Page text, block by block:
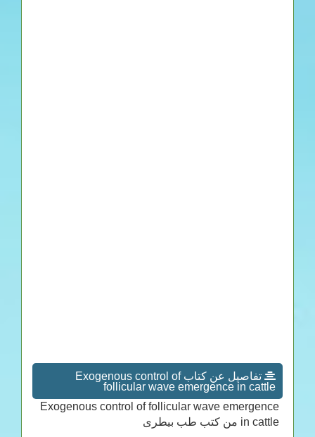
تفاصيل عن كتاب Exogenous control of
follicular wave emergence in cattle
Exogenous control of follicular wave emergence
in cattle من كتب طب بيطرى